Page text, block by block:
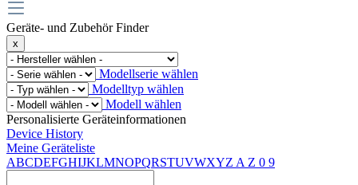
Geräte- und Zubehör Finder
x
Modellserie wählen
Modelltyp wählen
Modell wählen
Personalisierte Geräteinformationen
Device History
Meine Geräteliste
ABCDEFGHIJKLMNOPQRSTUVWXYZ A Z 0 9